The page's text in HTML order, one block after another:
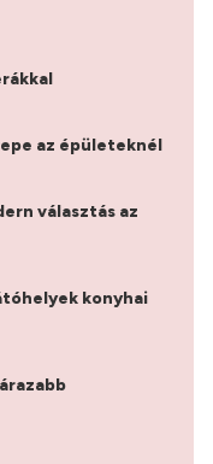
az épületeknél
választás az
konyhai